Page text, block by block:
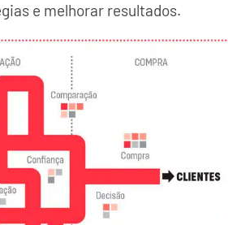
e melhorar resultados.